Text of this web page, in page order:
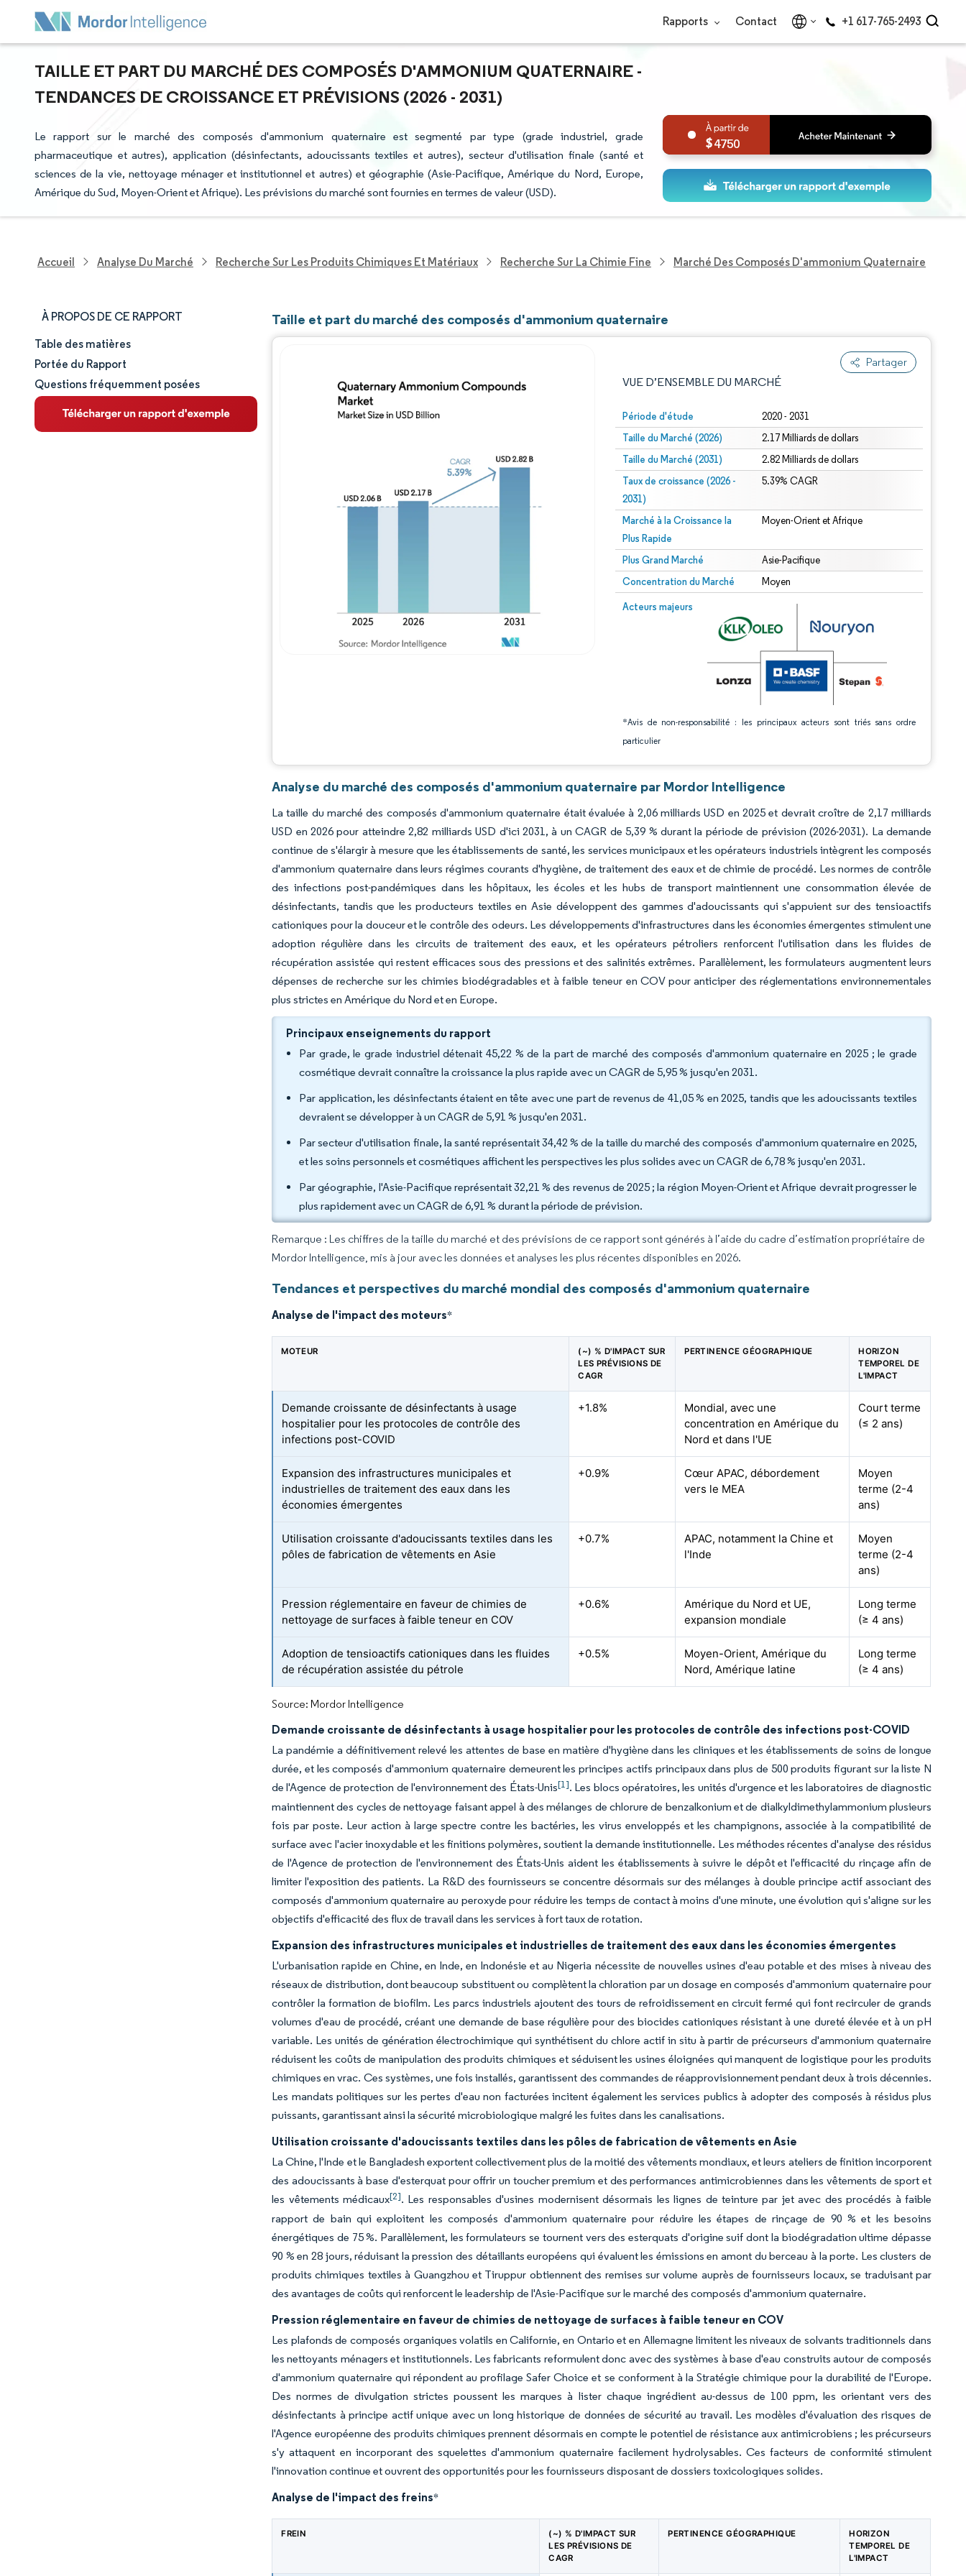
Rapports Contact +1 617-765-2493
TAILLE ET PART DU MARCHÉ DES COMPOSÉS D'AMMONIUM QUATERNAIRE -
TENDANCES DE CROISSANCE ET PRÉVISIONS (2026 - 2031)
Le rapport sur le marché des composés d'ammonium quaternaire est segmenté par type (grade industriel, grade
pharmaceutique et autres), application (désinfectants, adoucissants textiles et autres), secteur d'utilisation finale (santé et
sciences de la vie, nettoyage ménager et institutionnel et autres) et géographie (Asie-Pacifique, Amérique du Nord, Europe,
Amérique du Sud, Moyen-Orient et Afrique). Les prévisions du marché sont fournies en termes de valeur (USD).
4750
Accueil Analyse Du Marché Recherche Sur Les Produits Chimiques Et Matériaux Recherche Sur La Chimie Fine Marché Des Composés D'ammonium Quaternaire
À PROPOS DE CE RAPPORT
Taille et part de marché
Analyse du marché
Tendances et perspectives
Table des matières
Portée du Rapport
Questions fréquemment posées
Taille et part du marché des composés d'ammonium quaternaire
Partager
VUE D’ENSEMBLE DU MARCHÉ
Période d'étude 2020 - 2031
Taille du Marché (2026) 2.17 Milliards de dollars
Taille du Marché (2031) 2.82 Milliards de dollars
Taux de croissance (2026 -
2031)
5.39% CAGR
Marché à la Croissance la
Plus Rapide
Moyen-Orient et Afrique
Plus Grand Marché Asie-Pacifique
Concentration du Marché Moyen
Acteurs majeurs
*Avis de non-responsabilité : les principaux acteurs sont triés sans ordre
particulier
Image © Mordor Intelligence. La réutilisation nécessite une attribution sous CC BY 4.0.
Image © Mordor Intelligence. La réutilisation nécessite une attribution sous CC BY 4.0.
Analyse du marché des composés d'ammonium quaternaire par Mordor Intelligence
La taille du marché des composés d'ammonium quaternaire était évaluée à 2,06 milliards USD en 2025 et devrait croître de 2,17 milliards
USD en 2026 pour atteindre 2,82 milliards USD d'ici 2031, à un CAGR de 5,39 % durant la période de prévision (2026-2031). La demande
continue de s'élargir à mesure que les établissements de santé, les services municipaux et les opérateurs industriels intègrent les composés
d'ammonium quaternaire dans leurs régimes courants d'hygiène, de traitement des eaux et de chimie de procédé. Les normes de contrôle
des infections post-pandémiques dans les hôpitaux, les écoles et les hubs de transport maintiennent une consommation élevée de
désinfectants, tandis que les producteurs textiles en Asie développent des gammes d'adoucissants qui s'appuient sur des tensioactifs
cationiques pour la douceur et le contrôle des odeurs. Les développements d'infrastructures dans les économies émergentes stimulent une
adoption régulière dans les circuits de traitement des eaux, et les opérateurs pétroliers renforcent l'utilisation dans les fluides de
récupération assistée qui restent efficaces sous des pressions et des salinités extrêmes. Parallèlement, les formulateurs augmentent leurs
dépenses de recherche sur les chimies biodégradables et à faible teneur en COV pour anticiper des réglementations environnementales
plus strictes en Amérique du Nord et en Europe.
Principaux enseignements du rapport
Par grade, le grade industriel détenait 45,22 % de la part de marché des composés d'ammonium quaternaire en 2025 ; le grade
cosmétique devrait connaître la croissance la plus rapide avec un CAGR de 5,95 % jusqu'en 2031.
Par application, les désinfectants étaient en tête avec une part de revenus de 41,05 % en 2025, tandis que les adoucissants textiles
devraient se développer à un CAGR de 5,91 % jusqu'en 2031.
Par secteur d'utilisation finale, la santé représentait 34,42 % de la taille du marché des composés d'ammonium quaternaire en 2025,
et les soins personnels et cosmétiques affichent les perspectives les plus solides avec un CAGR de 6,78 % jusqu'en 2031.
Par géographie, l'Asie-Pacifique représentait 32,21 % des revenus de 2025 ; la région Moyen-Orient et Afrique devrait progresser le
plus rapidement avec un CAGR de 6,91 % durant la période de prévision.
Remarque : Les chiffres de la taille du marché et des prévisions de ce rapport sont générés à l’aide du cadre d’estimation propriétaire de
Mordor Intelligence, mis à jour avec les données et analyses les plus récentes disponibles en 2026.
Tendances et perspectives du marché mondial des composés d'ammonium quaternaire
Analyse de l'impact des moteurs*
MOTEUR
(~) % D'IMPACT SUR
LES PRÉVISIONS DE
CAGR
PERTINENCE GÉOGRAPHIQUE
HORIZON
TEMPOREL DE
L'IMPACT
Demande croissante de désinfectants à usage
hospitalier pour les protocoles de contrôle des
infections post-COVID
+1.8%
Mondial, avec une
concentration en Amérique du
Nord et dans l'UE
Court terme
(≤ 2 ans)
Expansion des infrastructures municipales et
industrielles de traitement des eaux dans les
économies émergentes
+0.9%
Cœur APAC, débordement
vers le MEA
Moyen
terme (2-4
ans)
Utilisation croissante d'adoucissants textiles dans les
pôles de fabrication de vêtements en Asie
+0.7%
APAC, notamment la Chine et
l'Inde
Moyen
terme (2-4
ans)
Pression réglementaire en faveur de chimies de
nettoyage de surfaces à faible teneur en COV
+0.6%
Amérique du Nord et UE,
expansion mondiale
Long terme
(≥ 4 ans)
Adoption de tensioactifs cationiques dans les fluides
de récupération assistée du pétrole
+0.5%
Moyen-Orient, Amérique du
Nord, Amérique latine
Long terme
(≥ 4 ans)
Source: Mordor Intelligence
Demande croissante de désinfectants à usage hospitalier pour les protocoles de contrôle des infections post-COVID
La pandémie a définitivement relevé les attentes de base en matière d'hygiène dans les cliniques et les établissements de soins de longue
durée, et les composés d'ammonium quaternaire demeurent les principes actifs principaux dans plus de 500 produits figurant sur la liste N
de l'Agence de protection de l'environnement des États-Unis[1]. Les blocs opératoires, les unités d'urgence et les laboratoires de diagnostic
maintiennent des cycles de nettoyage faisant appel à des mélanges de chlorure de benzalkonium et de dialkyldimethylammonium plusieurs
fois par poste. Leur action à large spectre contre les bactéries, les virus enveloppés et les champignons, associée à la compatibilité de
surface avec l'acier inoxydable et les finitions polymères, soutient la demande institutionnelle. Les méthodes récentes d'analyse des résidus
de l'Agence de protection de l'environnement des États-Unis aident les établissements à suivre le dépôt et l'efficacité du rinçage afin de
limiter l'exposition des patients. La R&D des fournisseurs se concentre désormais sur des mélanges à double principe actif associant des
composés d'ammonium quaternaire au peroxyde pour réduire les temps de contact à moins d'une minute, une évolution qui s'aligne sur les
objectifs d'efficacité des flux de travail dans les services à fort taux de rotation.
Expansion des infrastructures municipales et industrielles de traitement des eaux dans les économies émergentes
L'urbanisation rapide en Chine, en Inde, en Indonésie et au Nigeria nécessite de nouvelles usines d'eau potable et des mises à niveau des
réseaux de distribution, dont beaucoup substituent ou complètent la chloration par un dosage en composés d'ammonium quaternaire pour
contrôler la formation de biofilm. Les parcs industriels ajoutent des tours de refroidissement en circuit fermé qui font recirculer de grands
volumes d'eau de procédé, créant une demande de base régulière pour des biocides cationiques résistant à une dureté élevée et à un pH
variable. Les unités de génération électrochimique qui synthétisent du chlore actif in situ à partir de précurseurs d'ammonium quaternaire
réduisent les coûts de manipulation des produits chimiques et séduisent les usines éloignées qui manquent de logistique pour les produits
chimiques en vrac. Ces systèmes, une fois installés, garantissent des commandes de réapprovisionnement pendant deux à trois décennies.
Les mandats politiques sur les pertes d'eau non facturées incitent également les services publics à adopter des composés à résidus plus
puissants, garantissant ainsi la sécurité microbiologique malgré les fuites dans les canalisations.
Utilisation croissante d'adoucissants textiles dans les pôles de fabrication de vêtements en Asie
La Chine, l'Inde et le Bangladesh exportent collectivement plus de la moitié des vêtements mondiaux, et leurs ateliers de finition incorporent
des adoucissants à base d'esterquat pour offrir un toucher premium et des performances antimicrobiennes dans les vêtements de sport et
les vêtements médicaux[2]. Les responsables d'usines modernisent désormais les lignes de teinture par jet avec des procédés à faible
rapport de bain qui exploitent les composés d'ammonium quaternaire pour réduire les étapes de rinçage de 90 % et les besoins
énergétiques de 75 %. Parallèlement, les formulateurs se tournent vers des esterquats d'origine suif dont la biodégradation ultime dépasse
90 % en 28 jours, réduisant la pression des détaillants européens qui évaluent les émissions en amont du berceau à la porte. Les clusters de
produits chimiques textiles à Guangzhou et Tiruppur obtiennent des remises sur volume auprès de fournisseurs locaux, se traduisant par
des avantages de coûts qui renforcent le leadership de l'Asie-Pacifique sur le marché des composés d'ammonium quaternaire.
Pression réglementaire en faveur de chimies de nettoyage de surfaces à faible teneur en COV
Les plafonds de composés organiques volatils en Californie, en Ontario et en Allemagne limitent les niveaux de solvants traditionnels dans
les nettoyants ménagers et institutionnels. Les fabricants reformulent donc avec des systèmes à base d'eau construits autour de composés
d'ammonium quaternaire qui répondent au profilage Safer Choice et se conforment à la Stratégie chimique pour la durabilité de l'Europe.
Des normes de divulgation strictes poussent les marques à lister chaque ingrédient au-dessus de 100 ppm, les orientant vers des
désinfectants à principe actif unique avec un long historique de données de sécurité au travail. Les modèles d'évaluation des risques de
l'Agence européenne des produits chimiques prennent désormais en compte le potentiel de résistance aux antimicrobiens ; les précurseurs
s'y attaquent en incorporant des squelettes d'ammonium quaternaire facilement hydrolysables. Ces facteurs de conformité stimulent
l'innovation continue et ouvrent des opportunités pour les fournisseurs disposant de dossiers toxicologiques solides.
Analyse de l'impact des freins*
FREIN
(~) % D'IMPACT SUR
LES PRÉVISIONS DE
CAGR
PERTINENCE GÉOGRAPHIQUE
HORIZON
TEMPOREL DE
L'IMPACT